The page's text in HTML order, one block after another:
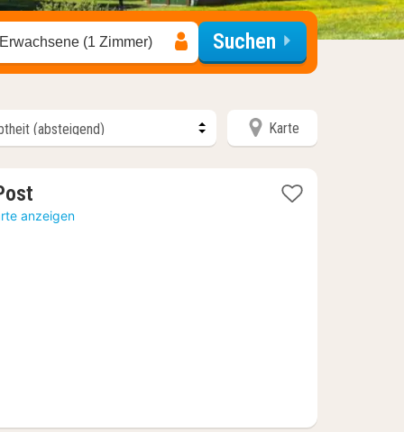
(1 Zimmer) Suchen
Karte
Nacht
anzeigen